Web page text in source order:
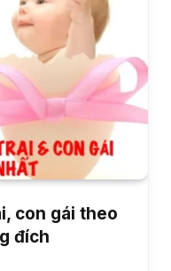
con gái theo
đích